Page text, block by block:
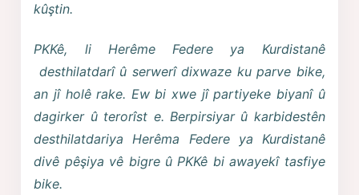
kûştin.
PKKê, li Herême Federe ya Kurdistanê
desthilatdarî û serwerî dixwaze ku parve bike,
an jî holê rake. Ew bi xwe jî partiyeke biyanî û
dagirker û terorîst e. Berpirsiyar û karbidestên
desthilatdariya Herêma Federe ya Kurdistanê
divê pêşiya vê bigre û PKKê bi awayekî tasfiye
bike.